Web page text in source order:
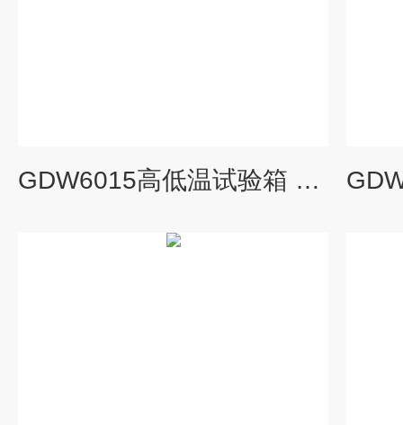
GDW6015高低温试验箱 高温试验箱 低温试验箱博珍报价